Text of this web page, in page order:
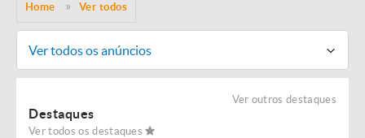
Home Ver todos
Ver todos os anúncios
Ver outros destaques
Destaques
Ver todos os destaques